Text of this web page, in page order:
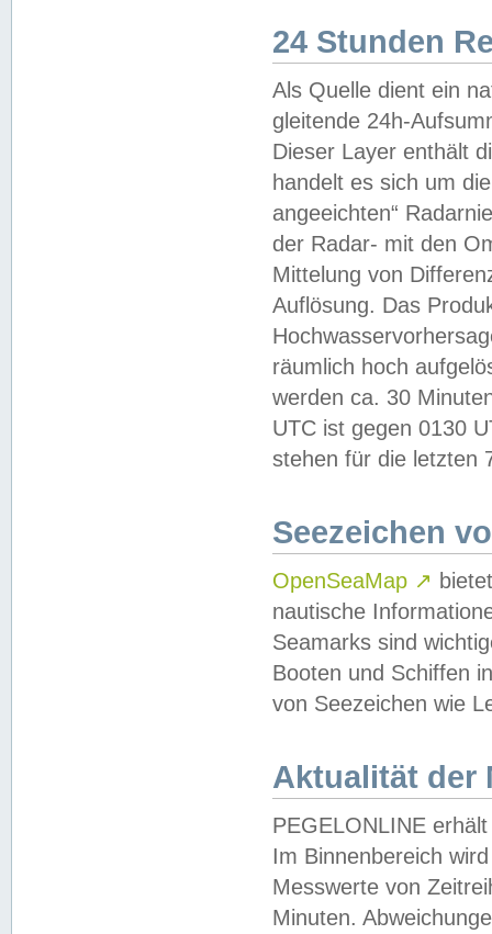
24 Stunden
Als Quelle dient ein
gleitende 24h-
Dieser Layer enthält
handelt es sich um
angeeichten“
der Radar- mit den
Mittelung von
Auflösung. Das
räumlich hoch
werden ca. 30
UTC ist gegen 0130
stehen für die letzten
Seezeichen
OpenSeaMap ↗
nautische
Seamarks sind
Booten und Schiffen
von Seezeichen wie
Aktualität der
PEGELONLINE
Im Binnenbereich
Messwerte von
Minuten.